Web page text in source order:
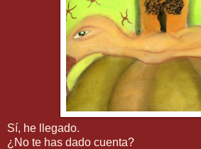
Sí, he llegado.
¿No te has dado cuenta?